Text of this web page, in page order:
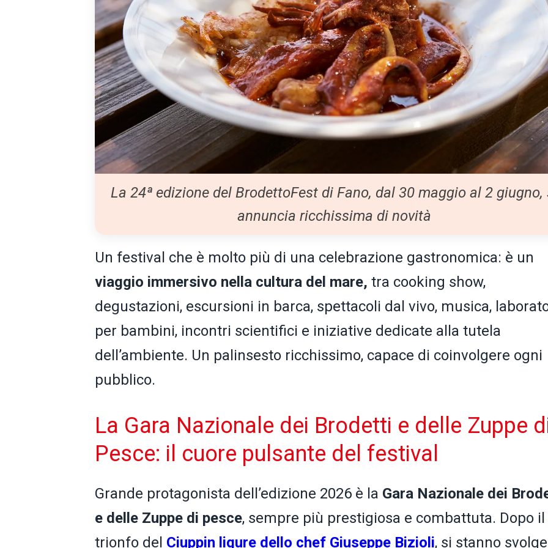
La 24ª edizione del BrodettoFest di Fano, dal 30 maggio al 2 giugno,
annuncia ricchissima di novità
Un festival che è molto più di una celebrazione gastronomica: è un
viaggio immersivo nella cultura del mare, tra cooking show,
degustazioni, escursioni in barca, spettacoli dal vivo, musica,
per bambini, incontri scientifici e iniziative dedicate alla tutela
dell’ambiente. Un palinsesto ricchissimo, capace di coinvolgere ogni
pubblico.
La Gara Nazionale dei Brodetti e delle Zuppe
Pesce: il cuore pulsante del festival
Grande protagonista dell’edizione 2026 è la Gara Nazionale dei
e delle Zuppe di pesce, sempre più prestigiosa e combattuta. Dopo il
trionfo del Ciuppin ligure dello chef Giuseppe Bizioli, si stanno